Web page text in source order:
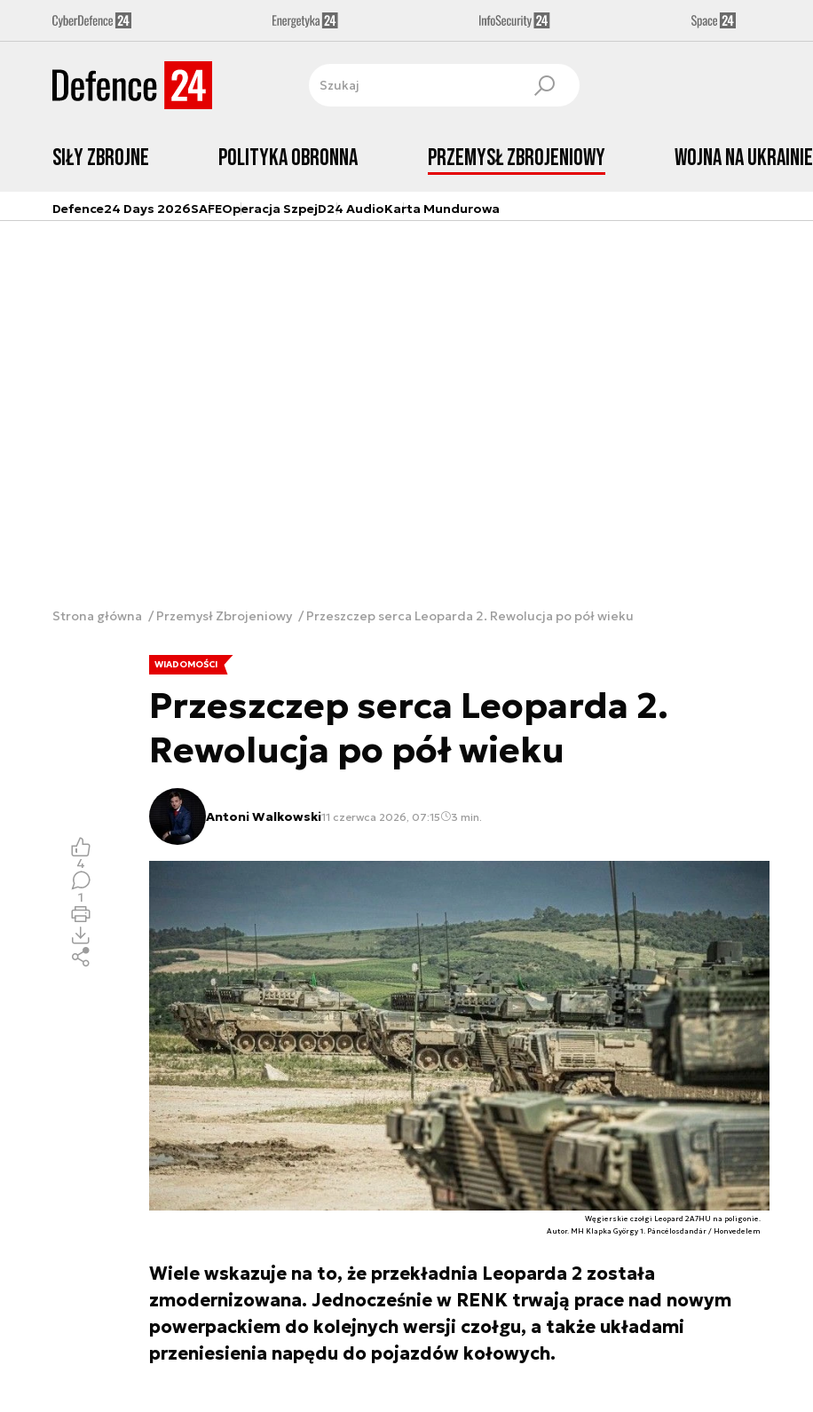
Siły zbrojne Polityka obronna Przemysł Zbrojeniowy Wojna na Ukrainie
Defence24 Days 2026SAFEOperacja SzpejD24 AudioKarta Mundurowa
Strona główna Przemysł Zbrojeniowy Przeszczep serca Leoparda 2. Rewolucja po pół wieku
WIADOMOŚCI
Przeszczep serca Leoparda 2.
Rewolucja po pół wieku
Antoni Walkowski11 czerwca 2026, 07:15 3 min.
Węgierskie czołgi Leopard 2A7HU na poligonie.
Autor. MH Klapka György 1. Páncélosdandár / Honvedelem
Wiele wskazuje na to, że przekładnia Leoparda 2 została
zmodernizowana. Jednocześnie w RENK trwają prace nad nowym
powerpackiem do kolejnych wersji czołgu, a także układami
przeniesienia napędu do pojazdów kołowych.
4
1